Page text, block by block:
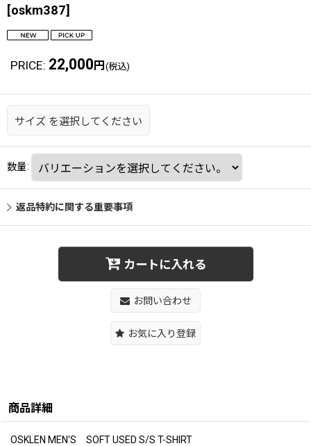
[oskm387]
PRICE: 22,000 円 (税込)
サイズ を選択してください
数量:
返品特約に関する重要事項
カートに入れる
お問い合わせ
お気に入り登録
商品詳細
OSKLEN MEN'S SOFT USED S/S T-SHIRT